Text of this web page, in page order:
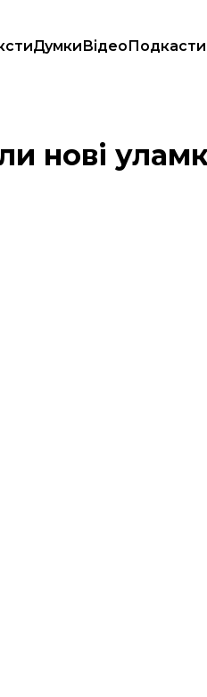
ДумкиВідеоПодкасти
атаки рф по Одещині
нові